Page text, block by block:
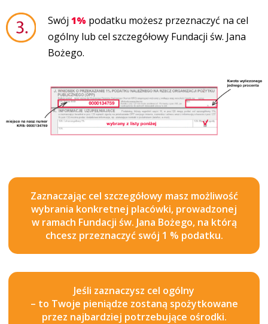
Swój 1% podatku możesz przeznaczyć na cel
ogólny lub cel szczegółowy Fundacji św. Jana
Bożego.
Zaznaczając cel szczegółowy masz możliwość
wybrania konkretnej placówki, prowadzonej
w ramach Fundacji św. Jana Bożego, na którą
chcesz przeznaczyć swój 1 % podatku.
Jeśli zaznaczysz cel ogólny
– to Twoje pieniądze zostaną spożytkowane
przez najbardziej potrzebujące ośrodki.